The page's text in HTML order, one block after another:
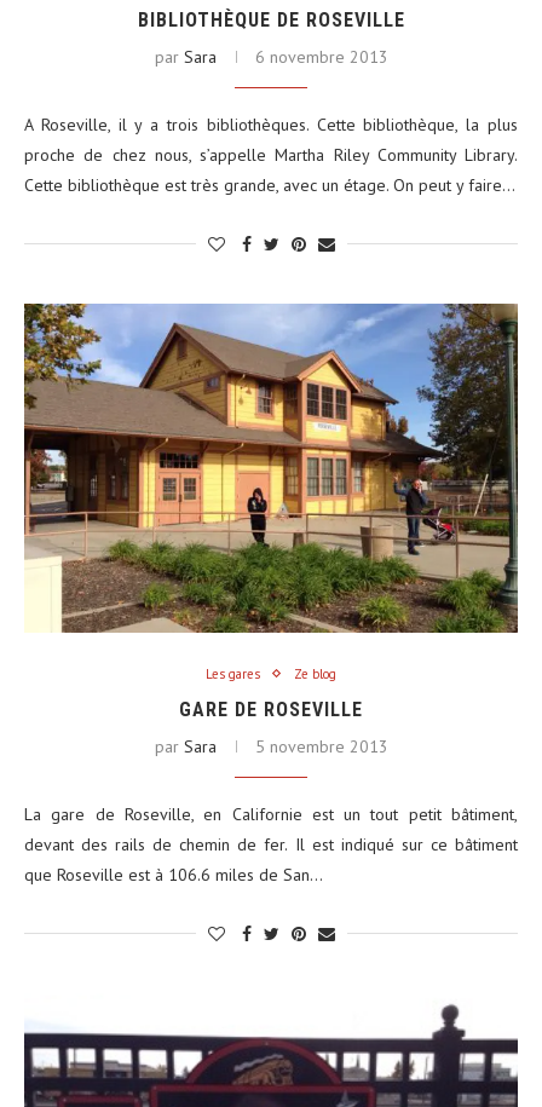
BIBLIOTHÈQUE DE ROSEVILLE
par Sara 6 novembre 2013
A Roseville, il y a trois bibliothèques. Cette bibliothèque, la plus
proche de chez nous, s’appelle Martha Riley Community Library.
Cette bibliothèque est très grande, avec un étage. On peut y faire…
Les gares Ze blog
GARE DE ROSEVILLE
par Sara 5 novembre 2013
La gare de Roseville, en Californie est un tout petit bâtiment,
devant des rails de chemin de fer. Il est indiqué sur ce bâtiment
que Roseville est à 106.6 miles de San…